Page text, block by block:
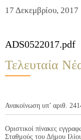
17 Δεκεμβρίου, 2017
ADS0522017.pdf
Τελευταία
Ανακοίνωση υπ’ αριθ.
Οριστικοί πίνακες
Σταθμούς του Δήμου